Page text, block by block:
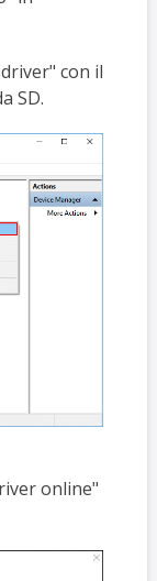
con il
SD.
online"